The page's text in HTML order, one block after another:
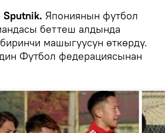
Япониянын футбол
беттеш алдында
машыгуусун өткөрдү.
Футбол федерациясынан